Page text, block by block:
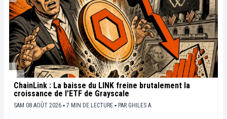
ChainLink : La baisse du LINK freine brutalement la
croissance de l’ETF de Grayscale
SAM 08 AOÛT 2026 ▪ 7 MIN DE LECTURE ▪ PAR GHILES A.